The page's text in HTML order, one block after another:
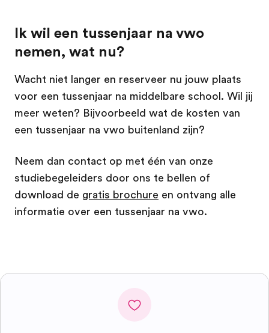
Ik wil een tussenjaar na vwo
nemen, wat nu?
Wacht niet langer en reserveer nu jouw plaats
voor een tussenjaar na middelbare school. Wil jij
meer weten? Bijvoorbeeld wat de kosten van
een tussenjaar na vwo buitenland zijn?
Neem dan contact op met één van onze
studiebegeleiders door ons te bellen of
download de gratis brochure en ontvang alle
informatie over een tussenjaar na vwo.